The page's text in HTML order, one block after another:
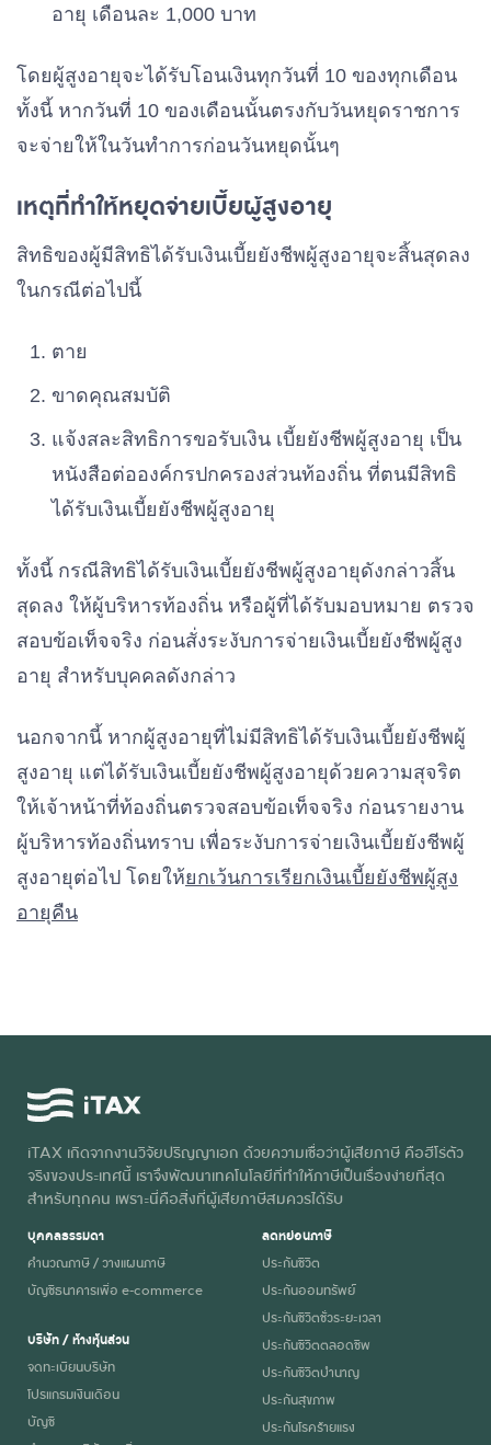
อายุ เดือนละ 1,000 บาท
โดยผู้สูงอายุจะได้รับโอนเงินทุกวันที่ 10 ของทุกเดือน
ทั้งนี้ หากวันที่ 10 ของเดือนนั้นตรงกับวันหยุดราชการ
จะจ่ายให้ในวันทำการก่อนวันหยุดนั้นๆ
เหตุที่ทำให้หยุดจ่ายเบี้ยผู้สูงอายุ
สิทธิของผู้มีสิทธิได้รับเงินเบี้ยยังชีพผู้สูงอายุจะสิ้นสุดลง
ในกรณีต่อไปนี้
ตาย
ขาดคุณสมบัติ
แจ้งสละสิทธิการขอรับเงิน เบี้ยยังชีพผู้สูงอายุ เป็น
หนังสือต่อองค์กรปกครองส่วนท้องถิ่น ที่ตนมีสิทธิ
ได้รับเงินเบี้ยยังชีพผู้สูงอายุ
ทั้งนี้ กรณีสิทธิได้รับเงินเบี้ยยังชีพผู้สูงอายุดังกล่าวสิ้น
สุดลง ให้ผู้บริหารท้องถิ่น หรือผู้ที่ได้รับมอบหมาย ตรวจ
สอบข้อเท็จจริง ก่อนสั่งระงับการจ่ายเงินเบี้ยยังชีพผู้สูง
อายุ สำหรับบุคคลดังกล่าว
นอกจากนี้ หากผู้สูงอายุที่ไม่มีสิทธิได้รับเงินเบี้ยยังชีพผู้
สูงอายุ แต่ได้รับเงินเบี้ยยังชีพผู้สูงอายุด้วยความสุจริต
ให้เจ้าหน้าที่ท้องถิ่นตรวจสอบข้อเท็จจริง ก่อนรายงาน
ผู้บริหารท้องถิ่นทราบ เพื่อระงับการจ่ายเงินเบี้ยยังชีพผู้
สูงอายุต่อไป โดยให้ยกเว้นการเรียกเงินเบี้ยยังชีพผู้สูง
อายุคืน
iTAX เกิดจากงานวิจัยปริญญาเอก ด้วยความเชื่อว่าผู้เสียภาษี คือฮีโร่ตัว
จริงของประเทศนี้ เราจึงพัฒนาเทคโนโลยีที่ทำให้ภาษีเป็นเรื่องง่ายที่สุด
สำหรับทุกคน เพราะนี่คือสิ่งที่ผู้เสียภาษีสมควรได้รับ
บุคคลธรรมดา
คำนวณภาษี / วางแผนภาษี
บัญชีธนาคารเพื่อ e-commerce
บริษัท / ห้างหุ้นส่วน
จดทะเบียนบริษัท
โปรแกรมเงินเดือน
บัญชี
ลดหย่อนภาษี
ประกันชีวิต
ประกันออมทรัพย์
ประกันชีวิตชั่วระยะเวลา
ประกันชีวิตตลอดชีพ
ประกันชีวิตบำนาญ
ประกันสุขภาพ
ประกันโรคร้ายแรง